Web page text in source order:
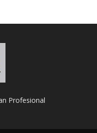
Profesional